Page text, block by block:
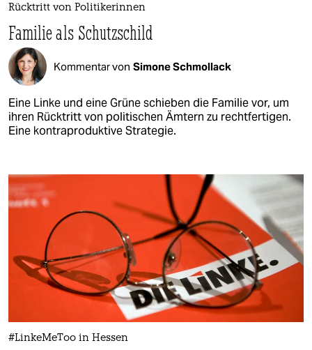
Rücktritt von Politikerinnen
Familie als Schutzschild
Kommentar von Simone Schmollack
Eine Linke und eine Grüne schieben die Familie vor, um
ihren Rücktritt von politischen Ämtern zu rechtfertigen.
Eine kontraproduktive Strategie.
#LinkeMeToo in Hessen